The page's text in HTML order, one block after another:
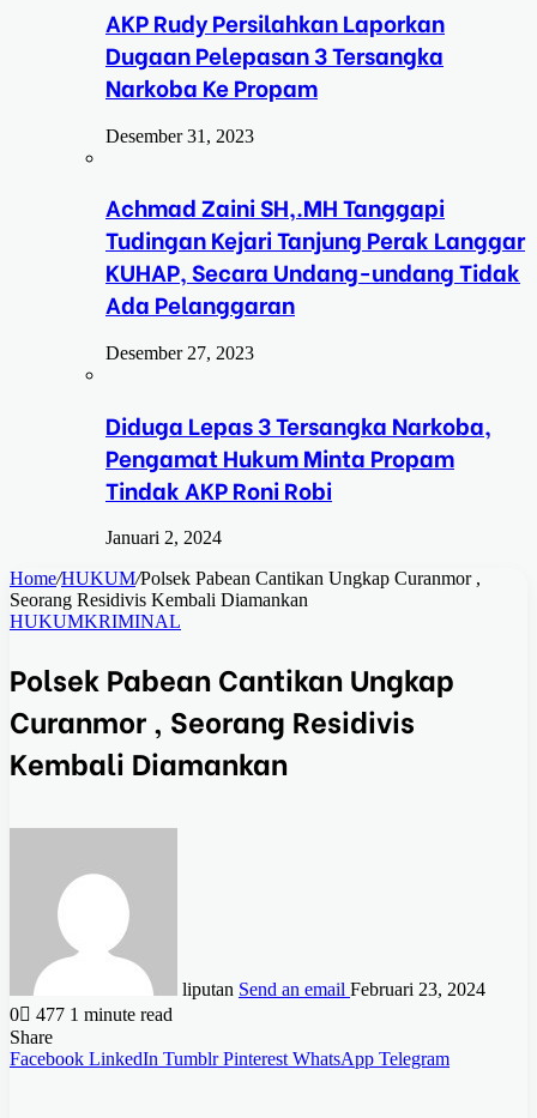
AKP Rudy Persilahkan Laporkan
Dugaan Pelepasan 3 Tersangka
Narkoba Ke Propam
Desember 31, 2023
Achmad Zaini SH,.MH Tanggapi
Tudingan Kejari Tanjung Perak Langgar
KUHAP, Secara Undang-undang Tidak
Ada Pelanggaran
Desember 27, 2023
Diduga Lepas 3 Tersangka Narkoba,
Pengamat Hukum Minta Propam
Tindak AKP Roni Robi
Januari 2, 2024
Home/HUKUM/Polsek Pabean Cantikan Ungkap Curanmor ,
Seorang Residivis Kembali Diamankan
HUKUMKRIMINAL
Polsek Pabean Cantikan Ungkap
Curanmor , Seorang Residivis
Kembali Diamankan
liputan Send an email Februari 23, 2024
0
477 1 minute read
Share
Facebook LinkedIn Tumblr Pinterest WhatsApp Telegram